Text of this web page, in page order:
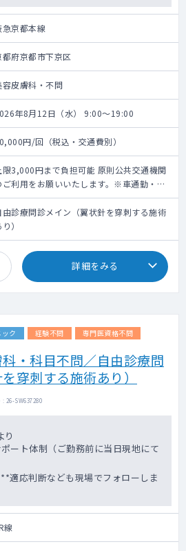
急京都本線
都府京都市下京区
容皮膚科・不問
年8月12日（水） 9:00～19:00
円/回（税込・交通費別）
限3,000円まで負担可能 原則公共交通機関
ご利用をお願いいたします。※車通勤・タ
シー利用要相談
由診療問診メイン（翼状針を穿刺する施術
）
詳細をみる
ク 経験不問 専門医資格不問
・科目不問／自由診療問
穿刺する施術あり）
26-SW637280
り
ート体制（ご勤務前に当日現地にて
適応判断なども現場でフォローしま
線